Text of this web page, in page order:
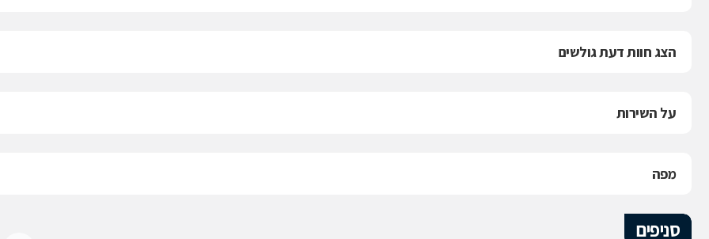
הצג חוות דעת גולשים
על השירות
מפה
סניפים